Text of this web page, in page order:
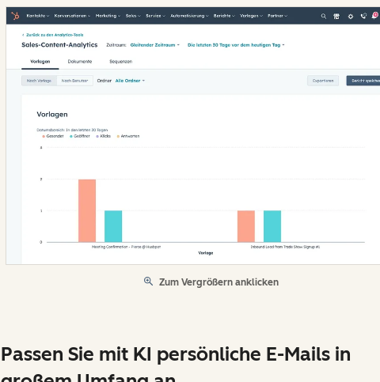
Zum Vergrößern anklicken
Passen Sie mit KI persönliche E-Mails in